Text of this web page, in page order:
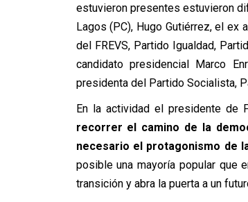
estuvieron presentes estuvieron
Lagos (PC), Hugo Gutiérrez, el ex
del FREVS, Partido Igualdad,
candidato presidencial Marco
presidenta del Partido Socialista,
En la actividad el presidente de
recorrer el camino de la
necesario el protagonismo de
posible una mayoría popular que
transición y abra la puerta a un